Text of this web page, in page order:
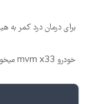
برای درمان درد کمر
خودرو mvm x33 میخوای بفروشی؟ اینجا به سرعت فروش میره